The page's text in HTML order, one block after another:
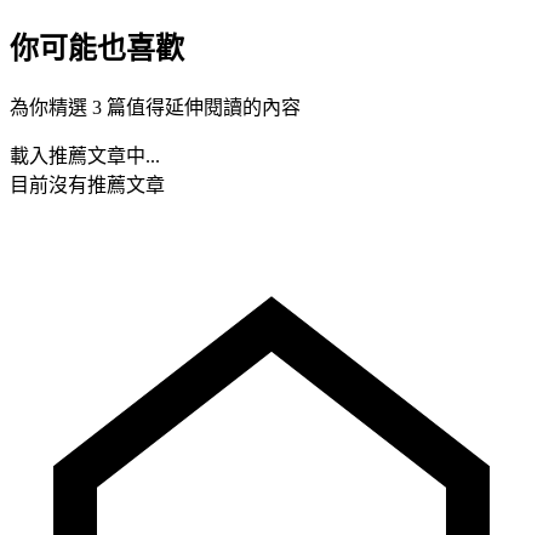
你可能也喜歡
為你精選 3 篇值得延伸閱讀的內容
載入推薦文章中...
目前沒有推薦文章